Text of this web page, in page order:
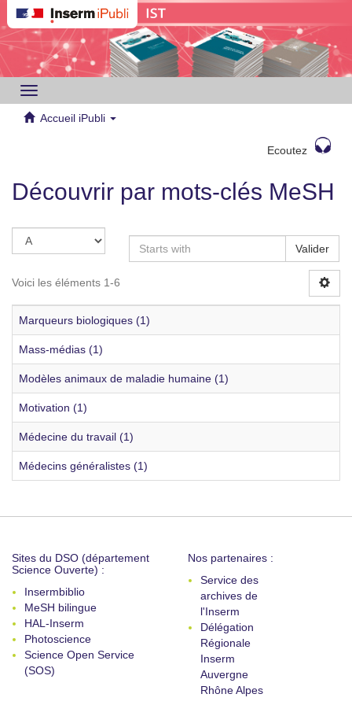
Toggle
navigation
Accueil iPubli
Ecoutez
Découvrir par mots-clés MeSH
Valider
Voici les éléments 1-6
Marqueurs biologiques (1)
Mass-médias (1)
Modèles animaux de maladie humaine (1)
Motivation (1)
Médecine du travail (1)
Médecins généralistes (1)
Sites du DSO (département
Science Ouverte) :
Insermbiblio
MeSH bilingue
HAL-Inserm
Photoscience
Science Open Service
(SOS)
Nos partenaires :
Service des
archives de
l'Inserm
Délégation
Régionale
Inserm
Auvergne
Rhône Alpes